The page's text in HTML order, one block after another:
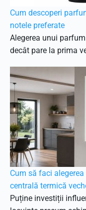
Cum descoperi
notele preferate
Alegerea unui
decât pare la prima
Cum să faci
centrală termică
Puține investiții